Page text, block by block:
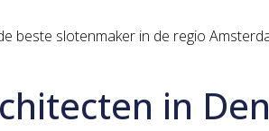
beste slotenmaker in de regio
in